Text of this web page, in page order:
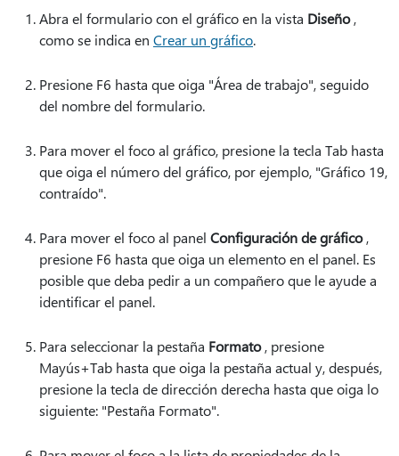
Abra el formulario con el gráfico en la vista Diseño,
como se indica en Crear un gráfico.
Presione F6 hasta que oiga "Área de trabajo", seguido
del nombre del formulario.
Para mover el foco al gráfico, presione la tecla Tab hasta
que oiga el número del gráfico, por ejemplo, "Gráfico 19,
contraído".
Para mover el foco al panel Configuración de gráfico,
presione F6 hasta que oiga un elemento en el panel. Es
posible que deba pedir a un compañero que le ayude a
identificar el panel.
Para seleccionar la pestaña Formato, presione
Mayús+Tab hasta que oiga la pestaña actual y, después,
presione la tecla de dirección derecha hasta que oiga lo
siguiente: "Pestaña Formato".